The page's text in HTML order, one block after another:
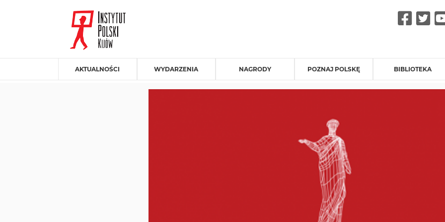
AKTUALNOŚCI WYDARZENIA NAGRODY POZNAJ POLSKĘ BIBLIOTEKA